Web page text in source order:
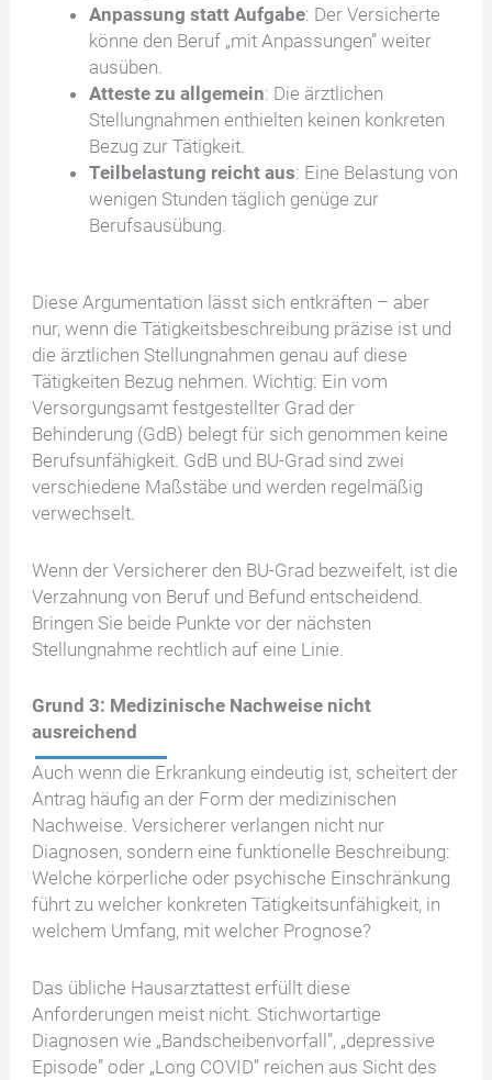
Anpassung statt Aufgabe: Der Versicherte
könne den Beruf „mit Anpassungen” weiter
ausüben.
Atteste zu allgemein: Die ärztlichen
Stellungnahmen enthielten keinen konkreten
Bezug zur Tätigkeit.
Teilbelastung reicht aus: Eine Belastung von
wenigen Stunden täglich genüge zur
Berufsausübung.
Diese Argumentation lässt sich entkräften – aber
nur, wenn die Tätigkeitsbeschreibung präzise ist und
die ärztlichen Stellungnahmen genau auf diese
Tätigkeiten Bezug nehmen. Wichtig: Ein vom
Versorgungsamt festgestellter Grad der
Behinderung (GdB) belegt für sich genommen keine
Berufsunfähigkeit. GdB und BU-Grad sind zwei
verschiedene Maßstäbe und werden regelmäßig
verwechselt.
Wenn der Versicherer den BU-Grad bezweifelt, ist die
Verzahnung von Beruf und Befund entscheidend.
Bringen Sie beide Punkte vor der nächsten
Stellungnahme rechtlich auf eine Linie.
Grund 3: Medizinische Nachweise nicht
ausreichend
Auch wenn die Erkrankung eindeutig ist, scheitert der
Antrag häufig an der Form der medizinischen
Nachweise. Versicherer verlangen nicht nur
Diagnosen, sondern eine funktionelle Beschreibung:
Welche körperliche oder psychische Einschränkung
führt zu welcher konkreten Tätigkeitsunfähigkeit, in
welchem Umfang, mit welcher Prognose?
Das übliche Hausarztattest erfüllt diese
Anforderungen meist nicht. Stichwortartige
Diagnosen wie „Bandscheibenvorfall”, „depressive
Episode” oder „Long COVID” reichen aus Sicht des